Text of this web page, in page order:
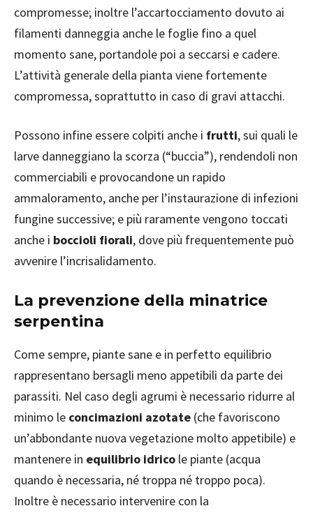
compromesse; inoltre l’accartocciamento dovuto ai
filamenti danneggia anche le foglie fino a quel
momento sane, portandole poi a seccarsi e cadere.
L’attività generale della pianta viene fortemente
compromessa, soprattutto in caso di gravi attacchi.
Possono infine essere colpiti anche i frutti, sui quali le
larve danneggiano la scorza (“buccia”), rendendoli non
commerciabili e provocandone un rapido
ammaloramento, anche per l’instaurazione di infezioni
fungine successive; e più raramente vengono toccati
anche i boccioli fiorali, dove più frequentemente può
avvenire l’incrisalidamento.
La prevenzione della minatrice
serpentina
Come sempre, piante sane e in perfetto equilibrio
rappresentano bersagli meno appetibili da parte dei
parassiti. Nel caso degli agrumi è necessario ridurre al
minimo le concimazioni azotate (che favoriscono
un’abbondante nuova vegetazione molto appetibile) e
mantenere in equilibrio idrico le piante (acqua
quando è necessaria, né troppa né troppo poca).
Inoltre è necessario intervenire con la